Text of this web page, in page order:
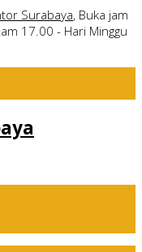
Surabaya, Buka jam
17.00 - Hari Minggu